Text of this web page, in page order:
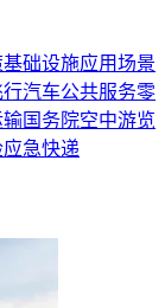
基础设施应用场景
行汽车公共服务零
输国务院空中游览
应急快递